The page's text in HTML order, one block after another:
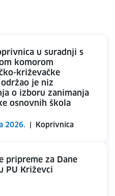
u suradnji s
komorom
križevačke
je niz
o izboru zanimanja
osnovnih škola
2026. Koprivnica
pripreme za Dane
PU Križevci